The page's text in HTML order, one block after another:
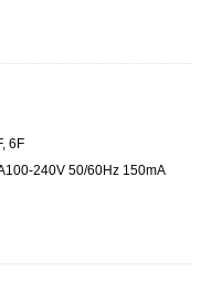
6F
240V 50/60Hz 150mA